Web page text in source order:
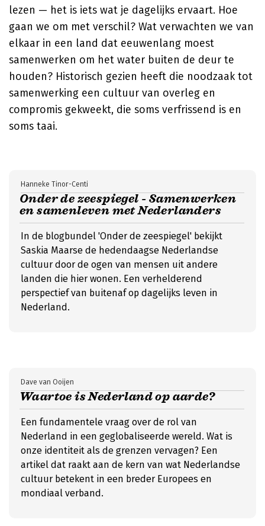
lezen — het is iets wat je dagelijks ervaart. Hoe
gaan we om met verschil? Wat verwachten we van
elkaar in een land dat eeuwenlang moest
samenwerken om het water buiten de deur te
houden? Historisch gezien heeft die noodzaak tot
samenwerking een cultuur van overleg en
compromis gekweekt, die soms verfrissend is en
soms taai.
Onder de zeespiegel - Samenwerken
en samenleven met Nederlanders
Hanneke Tinor-Centi
In de blogbundel 'Onder de zeespiegel' bekijkt
Saskia Maarse de hedendaagse Nederlandse
cultuur door de ogen van mensen uit andere
landen die hier wonen. Een verhelderend
perspectief van buitenaf op dagelijks leven in
Nederland.
Waartoe is Nederland op aarde?
Dave van Ooijen
Een fundamentele vraag over de rol van
Nederland in een geglobaliseerde wereld. Wat is
onze identiteit als de grenzen vervagen? Een
artikel dat raakt aan de kern van wat Nederlandse
cultuur betekent in een breder Europees en
mondiaal verband.